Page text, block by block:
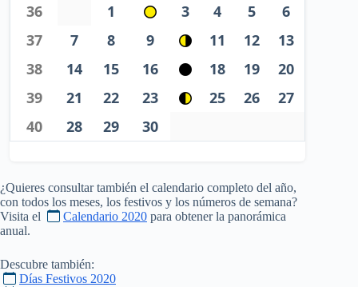
36
1 3 4 5
6
37
7 8 9 11 12
13
38
14 15 16 18 19
20
39
21 22 23 25 26
27
40
28 29 30
¿Quieres consultar también el calendario completo del año,
con todos los meses, los festivos y los números de semana?
Visita el
Calendario 2020 para obtener la panorámica
anual.
Descubre también:
Días Festivos 2020